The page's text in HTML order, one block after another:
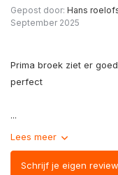
Gepost door: Hans
September 2025
Prima broek ziet er
perfect
...
Lees meer
Schrijf je eigen review